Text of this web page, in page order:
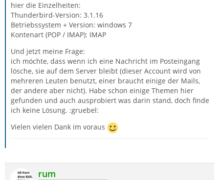
hier die Einzelheiten:
Thunderbird-Version: 3.1.16
Betriebssystem + Version: windows 7
Kontenart (POP / IMAP): IMAP
Und jetzt meine Frage:
ich möchte, dass wenn ich eine Nachricht im Posteingang
lösche, sie auf dem Server bleibt (dieser Account wird von
mehreren Leuten benutzt, einer braucht einige der Mails,
der andere aber nicht). Habe schon einige Themen hier
gefunden und auch ausprobiert was darin stand, doch finde
ich keine Lösung. :gruebel:
Vielen vielen Dank im voraus
rum